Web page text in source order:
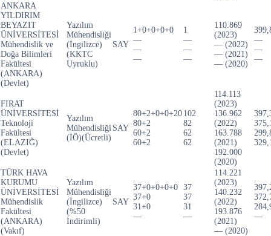
ANKARA
YILDIRIM
BEYAZIT
ÜNİVERSİTESİ
Mühendislik ve
Doğa Bilimleri
Fakültesi
(ANKARA)
(Devlet)
Yazılım
Mühendisliği
(İngilizce)
(KKTC
Uyruklu)
SAY
1+0+0+0+0
—
—
—
1
—
—
—
110.869
(2023)
— (2022)
— (2021)
— (2020)
—
—
—
FIRAT
ÜNİVERSİTESİ
Teknoloji
Fakültesi
(ELAZIĞ)
(Devlet)
Yazılım
Mühendisliği
(İÖ)(Ücretli)
SAY
80+2+0+0+20
80+2
60+2
60+2
102
82
62
62
114.113
(2023)
136.962
(2022)
163.788
(2021)
192.000
(2020)
TÜRK HAVA
KURUMU
ÜNİVERSİTESİ
Mühendislik
Fakültesi
(ANKARA)
(Vakıf)
Yazılım
Mühendisliği
(İngilizce)
(%50
İndirimli)
SAY
37+0+0+0+0
37+0
31+0
—
37
37
31
—
114.221
(2023)
140.232
(2022)
193.876
(2021)
— (2020)
—